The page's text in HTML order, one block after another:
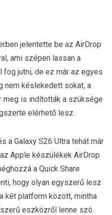
jelentette be az AirDrop
ami szépen lassan a
jutni, de ez már az egyes
nem késlekedett sokat, a
meg is indították a szüksége
elérhető lesz.
a Galaxy S26 Ultra tehát már
Apple készülékek AirDrop
a Quick Share
hogy olyan egyszerű lesz
két platform között, mintha
eszközről lenne szó.